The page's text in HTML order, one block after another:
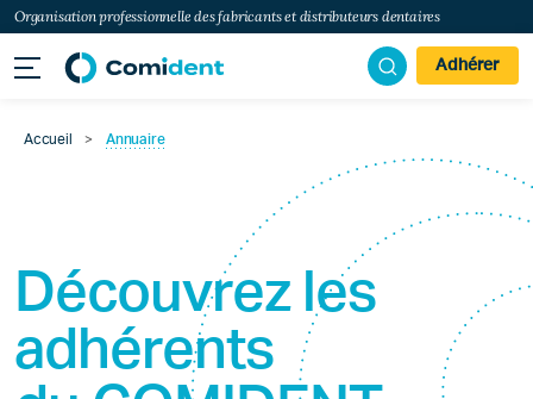
Organisation professionnelle des fabricants et distributeurs dentaires
Adhérer
Accueil > Annuaire
Découvrez les
adhérents